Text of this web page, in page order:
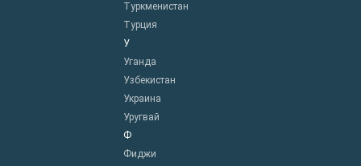
Туркменистан
Турция
У
Уганда
Узбекистан
Украина
Уругвай
Ф
Фиджи